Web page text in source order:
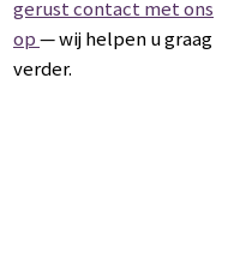
gerust contact met ons
op— wij helpen u graag
verder.